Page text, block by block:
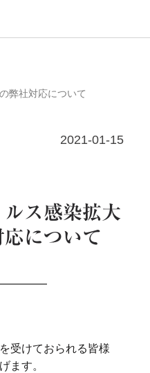
弊社対応について
2021-01-15
ス感染拡大
応について
受けておられる皆様
ます。